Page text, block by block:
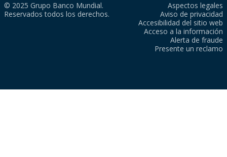
© 2025 Grupo Banco Mundial.
Reservados todos los derechos.
Aspectos legales
Aviso de privacidad
Accesibilidad del sitio web
Acceso a la información
Alerta de fraude
Presente un reclamo